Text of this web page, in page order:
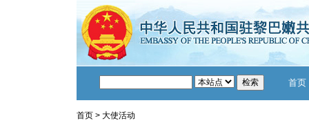
首页
首页 > 大使活动